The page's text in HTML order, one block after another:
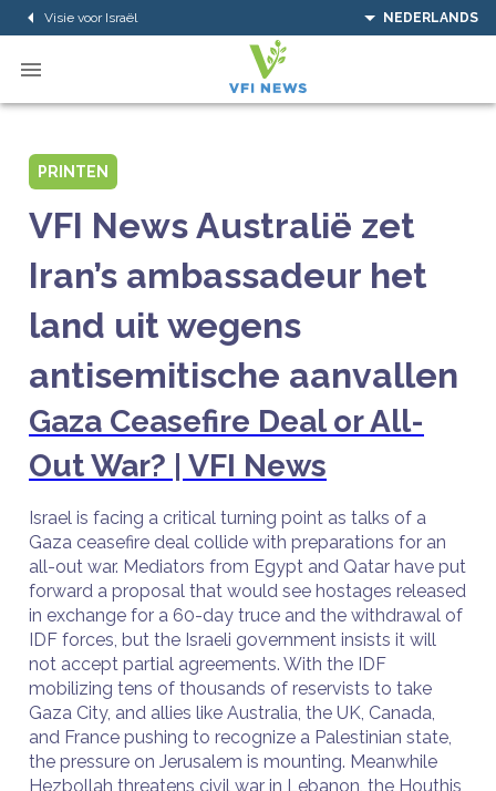
Visie voor Israël NEDERLANDS
PRINTEN
VFI News Australië zet
Iran’s ambassadeur het
land uit wegens
antisemitische aanvallen
Gaza Ceasefire Deal or All-
Out War? | VFI News
Israel is facing a critical turning point as talks of a
Gaza ceasefire deal collide with preparations for an
all-out war. Mediators from Egypt and Qatar have put
forward a proposal that would see hostages released
in exchange for a 60-day truce and the withdrawal of
IDF forces, but the Israeli government insists it will
not accept partial agreements. With the IDF
mobilizing tens of thousands of reservists to take
Gaza City, and allies like Australia, the UK, Canada,
and France pushing to recognize a Palestinian state,
the pressure on Jerusalem is mounting. Meanwhile
Hezbollah threatens civil war in Lebanon, the Houthis